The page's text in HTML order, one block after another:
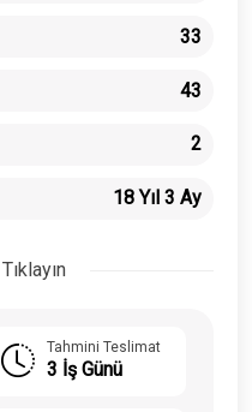
33
43
2
18 Yıl 3 Ay
Tahmini Teslimat
3 İş Günü